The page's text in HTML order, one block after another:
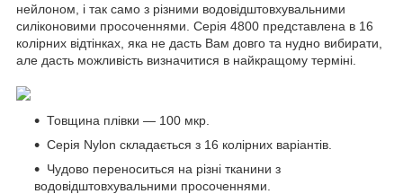
нейлоном, і так само з різними водовідштовхувальними
силіконовими просоченнями. Серія 4800 представлена в 16
колірних відтінках, яка не дасть Вам довго та нудно вибирати,
але дасть можливість визначитися в найкращому терміні.
Товщина плівки — 100 мкр.
Серія Nylon складається з 16 колірних варіантів.
Чудово переноситься на різні тканини з
водовідштовхувальними просоченнями.